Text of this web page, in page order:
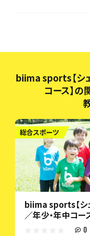
biima sports【シ
コース】の
総合スポーツ
biima sports【シ
／年少・年中コー
0